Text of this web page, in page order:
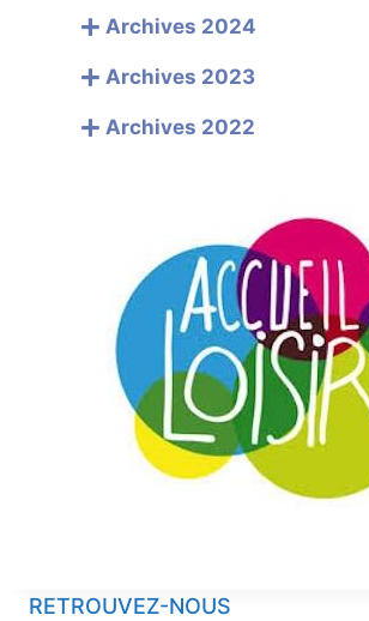
Archives 2024
Archives 2023
Archives 2022
RETROUVEZ-NOUS